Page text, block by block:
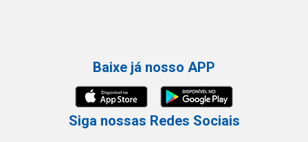
Baixe já nosso APP
Siga nossas Redes Sociais